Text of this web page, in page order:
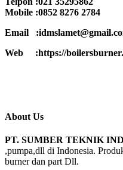
Mobile :0852 8276 2784
Email
Web :https://
About Us
PT. SUMBER TEKNIK
,pumpa,dll di Indonesia.
burner dan part Dll.